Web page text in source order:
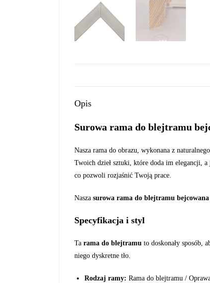
Opis
Surowa rama do blejtramu
Nasza rama do obrazu, wykonana z naturalnego
Twoich dzieł sztuki, które doda im elegancji,
co pozwoli rozjaśnić Twoją prace.
Nasza surowa rama do blejtramu bejcowana
Specyfikacja i styl
Ta rama do blejtramu to doskonały sposób,
niego dyskretne tło.
Rodzaj ramy: Rama do blejtramu /